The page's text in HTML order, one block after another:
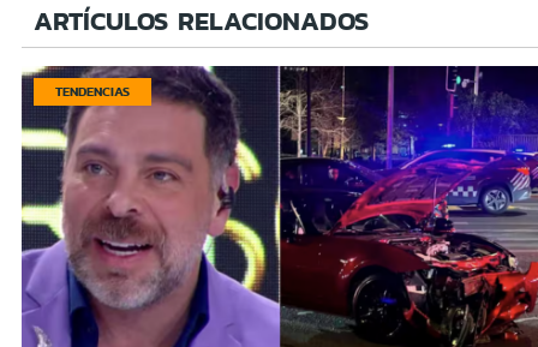
ARTÍCULOS RELACIONADOS
TENDENCIAS